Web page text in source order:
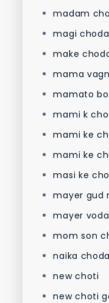
madam
magi
make
mama
mamato
mami k
mami ke
mami ke
masi ke
mayer gud
mayer
mom son
naika
new choti
new choti